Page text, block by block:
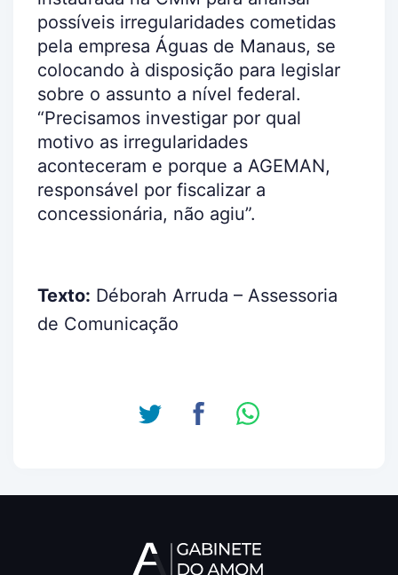
possíveis irregularidades cometidas
pela empresa Águas de Manaus, se
colocando à disposição para legislar
sobre o assunto a nível federal.
“Precisamos investigar por qual
motivo as irregularidades
aconteceram e porque a AGEMAN,
responsável por fiscalizar a
concessionária, não agiu”.
Texto: Déborah Arruda – Assessoria
de Comunicação